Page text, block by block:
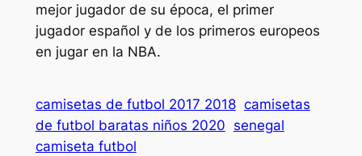
mejor jugador de su época, el primer
jugador español y de los primeros europeos
en jugar en la NBA.
camisetas de futbol 2017 2018 camisetas
de futbol baratas niños 2020 senegal
camiseta futbol